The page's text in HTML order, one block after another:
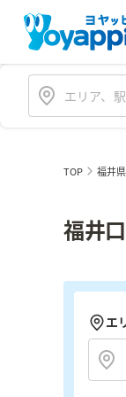
TOP 福井県
福井
エ